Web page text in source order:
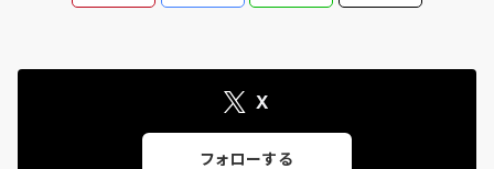
X
フォローする